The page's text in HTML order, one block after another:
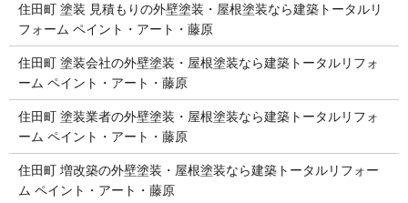
住田町 塗装 見積もりの外壁塗装・屋根塗装なら建築トータルリ
フォーム ペイント・アート・藤原
住田町 塗装会社の外壁塗装・屋根塗装なら建築トータルリフォ
ーム ペイント・アート・藤原
住田町 塗装業者の外壁塗装・屋根塗装なら建築トータルリフォ
ーム ペイント・アート・藤原
住田町 増改築の外壁塗装・屋根塗装なら建築トータルリフォー
ム ペイント・アート・藤原